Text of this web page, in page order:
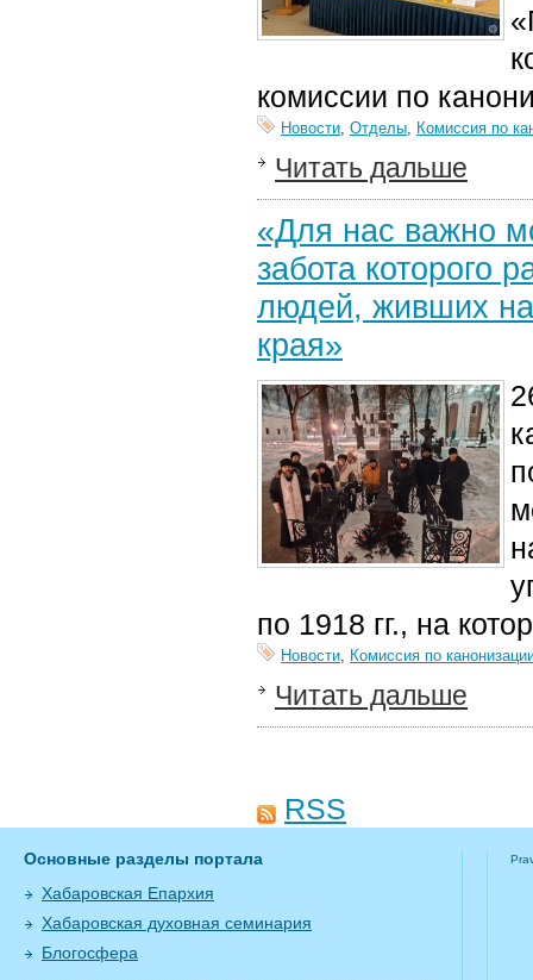
комиссии по
Новости, Отделы, Комиссия по
Читать дальше
«Для нас важно
забота которого
людей, живших на
края»
по 1918 гг., на
Новости, Комиссия по
Читать дальше
RSS
Основные разделы портала
Хабаровская Епархия
Хабаровская духовная семинария
Блогосфера